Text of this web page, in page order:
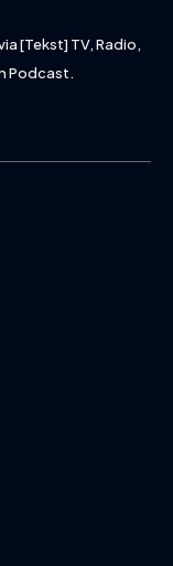
[Tekst] TV, Radio,
Podcast.